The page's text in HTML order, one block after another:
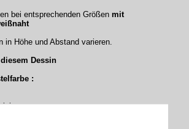
bei entsprechenden Größen mit
in Höhe und Abstand varieren.
Dessin
: